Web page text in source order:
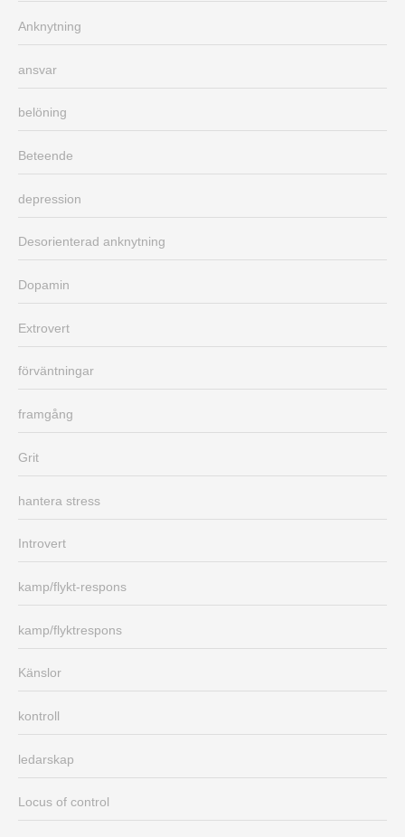
Anknytning
ansvar
belöning
Beteende
depression
Desorienterad anknytning
Dopamin
Extrovert
förväntningar
framgång
Grit
hantera stress
Introvert
kamp/flykt-respons
kamp/flyktrespons
Känslor
kontroll
ledarskap
Locus of control